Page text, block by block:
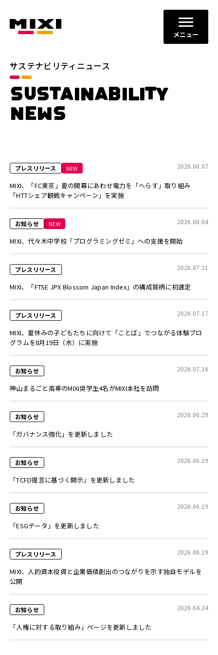
メニュー
サステナビリティニュース
SUSTAINABILITY
NEWS
プレスリリース NEW 2026.08.07
MIXI、「FC東京」夏の開幕にあわせ電力を「へらす」取り組み
「HTTシェア観戦キャンペーン」を実施
お知らせ NEW 2026.08.04
MIXI、代々木中学校「プログラミングゼミ」への支援を開始
プレスリリース 2026.07.21
MIXI、「FTSE JPX Blossom Japan Index」の構成銘柄に初選定
プレスリリース 2026.07.17
MIXI、夏休みの子どもたちに向けて「ことば」でつながる体験プロ
グラムを8月19日（水）に実施
お知らせ 2026.07.16
神山まるごと高専のMIXI奨学生4名がMIXI本社を訪問
お知らせ 2026.06.29
「ガバナンス強化」を更新しました
お知らせ 2026.06.19
「TCFD提言に基づく開示」を更新しました
お知らせ 2026.06.19
「ESGデータ」を更新しました
プレスリリース 2026.06.19
MIXI、人的資本投資と企業価値創出のつながりを示す独自モデルを
公開
お知らせ 2026.04.24
「人権に対する取り組み」ページを更新しました
カテゴリ
すべて
プレスリリース
閉じる